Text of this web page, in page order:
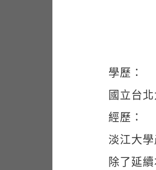
學歷：
國立台
經歷：
淡江大
除了延